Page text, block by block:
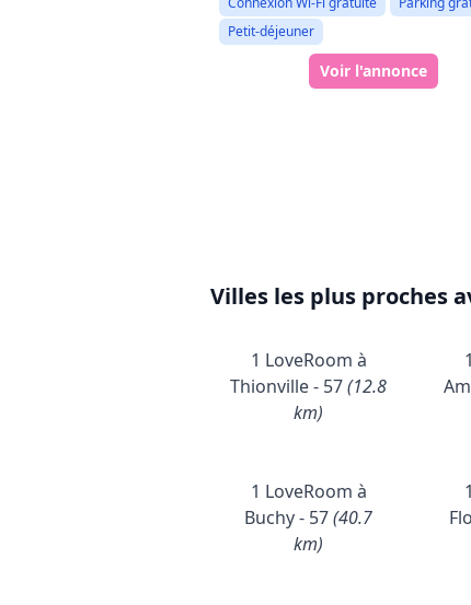
Petit-déjeuner
Voir l'annonce
Villes les plus proches
1 LoveRoom à
Thionville - 57(12.8
km)
1 LoveRoom à
Buchy - 57(40.7
km)